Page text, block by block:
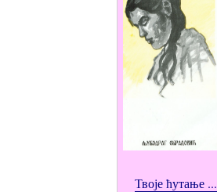
Твоје ћутање ...